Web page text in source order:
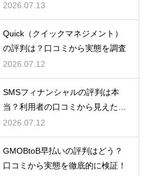
2026.07.13
Quick（クイックマネジメント）
の評判は？口コミから実態を調査
2026.07.12
SMSフィナンシャルの評判は本
当？利用者の口コミから見えた実
態検証
2026.07.12
GMOBtoB早払いの評判はどう？
口コミから実態を徹底的に検証！